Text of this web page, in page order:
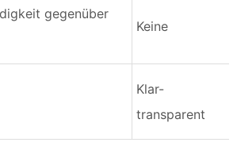
gegenüber
Keine
Klar-
transparent